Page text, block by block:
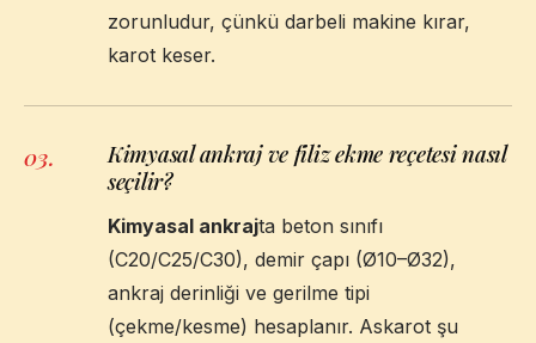
zorunludur, çünkü darbeli makine kırar,
karot keser.
03.
Kimyasal ankraj ve filiz ekme reçetesi nasıl
seçilir?
Kimyasal ankrajta beton sınıfı
(C20/C25/C30), demir çapı (Ø10–Ø32),
ankraj derinliği ve gerilme tipi
(çekme/kesme) hesaplanır. Askarot şu